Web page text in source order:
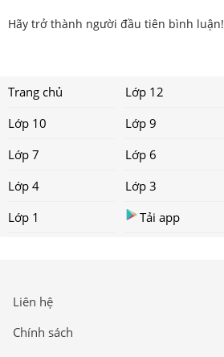
Hãy trở thành người đầu tiên bình luận!
Trang chủ Lớp 12
Lớp 10
Lớp 9
Lớp 7
Lớp 6
Lớp 4
Lớp 3
Lớp 1
Tải app
Liên hệ
Chính sách